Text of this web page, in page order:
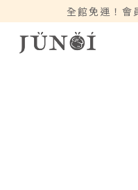
全館免運！會